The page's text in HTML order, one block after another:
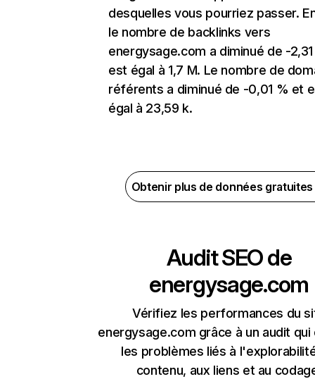
desquelles vous pourriez passer.
le nombre de backlinks vers
energysage.com a diminué de -
est égal à 1,7 M. Le nombre de
référents a diminué de -0,01 % et
égal à 23,59 k.
Obtenir plus de données
Audit SEO de
energysage.com
Vérifiez les performances du
energysage.com grâce à un audit
les problèmes liés à
contenu, aux liens et au